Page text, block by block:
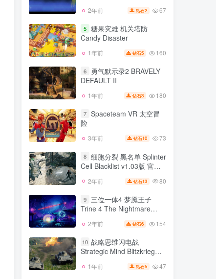
2年前 钻石2 67
5 糖果灾难 机关塔防
Candy Disaster
1年前 钻石5 160
6
勇气默示录2 BRAVELY
DEFAULT II
1年前 钻石3 180
7 Spaceteam VR 太空冒
险
3年前 钻石10 73
8 细胞分裂 黑名单 Splinter
Cell Blacklist v1.03版 官方
2年前 钻石13 80
9
三位一体4 梦魇王子
Trine 4 The Nightmare
全DLC 官方中文
2年前 钻石6 154
10 战略思维闪电战
Strategic Mind Blitzkrieg
1年前 钻石5 47